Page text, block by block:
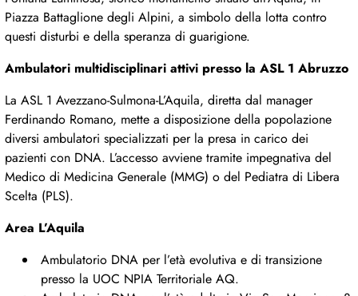
Piazza Battaglione degli Alpini, a simbolo della lotta contro
questi disturbi e della speranza di guarigione.
Ambulatori multidisciplinari attivi presso la ASL 1 Abruzzo
La ASL 1 Avezzano-Sulmona-L’Aquila, diretta dal manager
Ferdinando Romano, mette a disposizione della popolazione
diversi ambulatori specializzati per la presa in carico dei
pazienti con DNA. L’accesso avviene tramite impegnativa del
Medico di Medicina Generale (MMG) o del Pediatra di Libera
Scelta (PLS).
Area L’Aquila
Ambulatorio DNA per l’età evolutiva e di transizione
presso la UOC NPIA Territoriale AQ.